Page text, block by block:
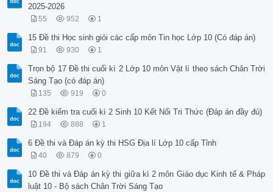
2025-2026
55 952 1
15 Đề thi Học sinh giỏi các cấp môn Tin học Lớp 10 (Có đáp án)
91 930 1
Trọn bộ 17 Đề thi cuối kì 2 Lớp 10 môn Vật lí theo sách Chân Trời
Sáng Tạo (có đáp án)
135 919 0
22 Đề kiểm tra cuối kì 2 Sinh 10 Kết Nối Tri Thức (Đáp án đầy đủ)
194 888 1
6 Đề thi và Đáp án kỳ thi HSG Địa lí Lớp 10 cấp Tỉnh
40 879 0
10 Đề thi và Đáp án kỳ thi giữa kì 2 môn Giáo dục Kinh tế & Pháp
luật 10 - Bộ sách Chân Trời Sáng Tạo